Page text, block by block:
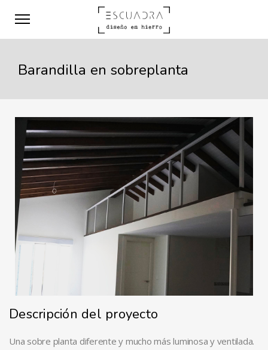
Barandilla en sobreplanta
Descripción del proyecto
Una sobre planta diferente y mucho más luminosa y ventilada.